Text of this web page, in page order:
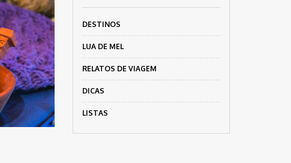
DESTINOS
LUA DE MEL
RELATOS DE VIAGEM
DICAS
LISTAS